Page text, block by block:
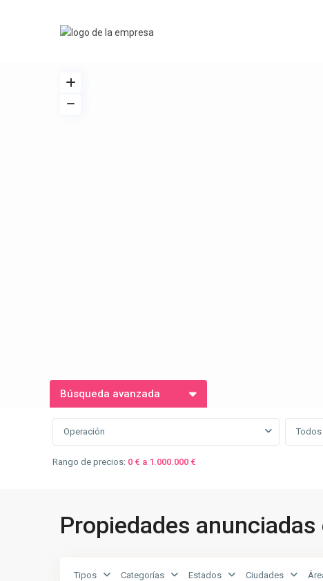
Búsqueda avanzada
Operación Todos
Rango de precios: 0 € a 1.000.000 €
Propiedades anunciadas
Tipos Categorías Estados Ciudades